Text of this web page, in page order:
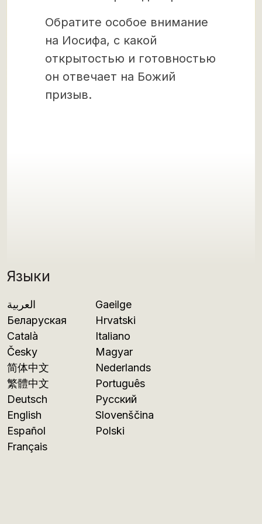
Языки
العربية
Беларуская
Català
Česky
简体中文
繁體中文
Deutsch
English
Español
Français
Gaeilge
Hrvatski
Italiano
Magyar
Nederlands
Português
Русский
Slovenščina
Polski
Обратите особое внимание
на Иосифа, с какой
открытостью и готовностью
он отвечает на Божий
призыв.